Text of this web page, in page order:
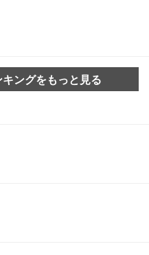
ングをもっと見る